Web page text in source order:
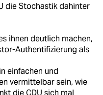
die Stochastik dahinter
ihnen deutlich machen,
Authentifizierung als
einfachen und
vermittelbar sein, wie
die CDU sich mal